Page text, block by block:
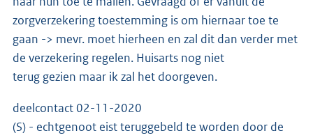
zorgverzekering toestemming is om hiernaar toe te
gaan -> mevr. moet hierheen en zal dit dan verder met
de verzekering regelen. Huisarts nog niet
terug gezien maar ik zal het doorgeven.
deelcontact 02-11-2020
(S) - echtgenoot eist teruggebeld te worden door de